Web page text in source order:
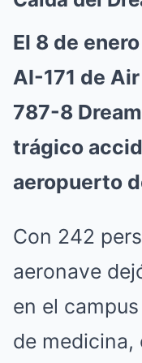
El 8 de
AI-171 de
787-8
trágico
aeropuerto
Con 242
aeronave
en el
de medicina,